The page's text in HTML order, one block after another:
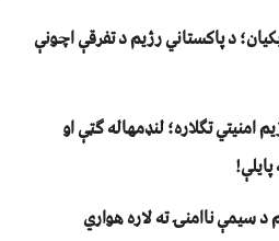
د پاکستاني رژیم د تفرقې اچونې
امنیتي تګلاره؛ لنډمهاله ګټې او
سیمې ناامنۍ ته لاره هواري